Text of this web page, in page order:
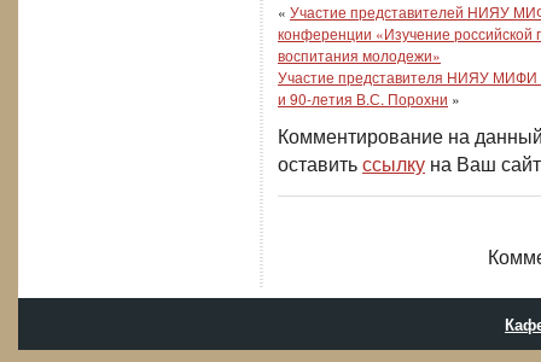
« Участие представителей НИЯУ
конференции «Изучение российской
воспитания молодежи»
Участие представителя НИЯУ МИФИ
и 90-летия В.С. Порохни »
Комментирование на
оставитьссылку на Ваш